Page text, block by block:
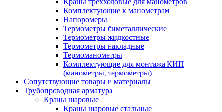
Краны трехходовые для манометров
Комплектующие к манометрам
Напоромеры
Термометры биметаллические
Термометры жидкостные
Термометры накладные
Термоманометры
Комплектующие для монтажа КИП
(манометры, термометры)
Сопутствующие товары и материалы
Трубопроводная арматура
Краны шаровые
Краны шаровые стальные